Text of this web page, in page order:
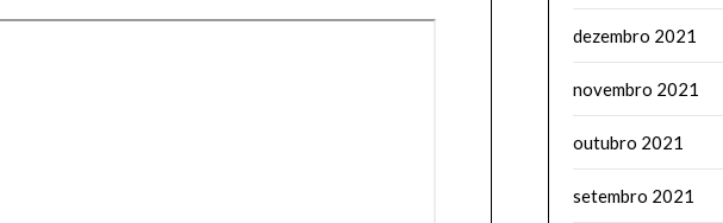
dezembro 2021
novembro 2021
outubro 2021
setembro 2021